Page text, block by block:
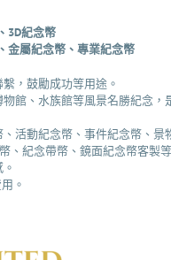
3D紀念幣
金屬紀念幣、專業紀念幣
，鼓勵成功等用途。
館、水族館等風景名勝紀念，
活動紀念幣、事件紀念幣、景
、紀念帶幣、鏡面紀念幣客製
。